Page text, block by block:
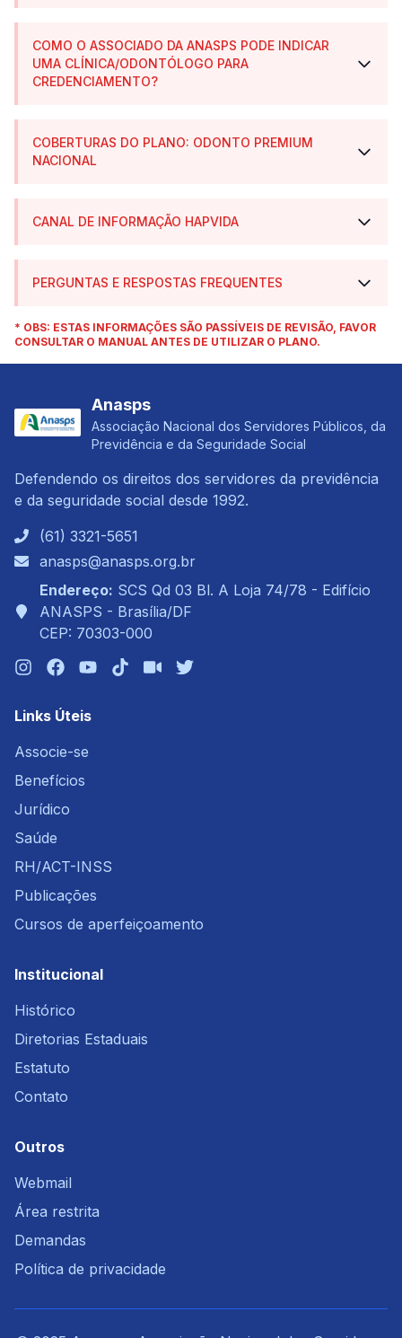
COMO O ASSOCIADO DA ANASPS PODE INDICAR
UMA CLÍNICA/ODONTÓLOGO PARA
CREDENCIAMENTO?
COBERTURAS DO PLANO: ODONTO PREMIUM
NACIONAL
CANAL DE INFORMAÇÃO HAPVIDA
PERGUNTAS E RESPOSTAS FREQUENTES
* OBS: ESTAS INFORMAÇÕES SÃO PASSÍVEIS DE REVISÃO, FAVOR
CONSULTAR O MANUAL ANTES DE UTILIZAR O PLANO.
Anasps
Associação Nacional dos Servidores Públicos, da
Previdência e da Seguridade Social
Defendendo os direitos dos servidores da previdência
e da seguridade social desde 1992.
(61) 3321-5651
anasps@anasps.org.br
Endereço: SCS Qd 03 Bl. A Loja 74/78 - Edifício
ANASPS - Brasília/DF
CEP: 70303-000
Links Úteis
Associe-se
Benefícios
Jurídico
Saúde
RH/ACT-INSS
Publicações
Cursos de aperfeiçoamento
Institucional
Histórico
Diretorias Estaduais
Estatuto
Contato
Outros
Webmail
Área restrita
Demandas
Política de privacidade